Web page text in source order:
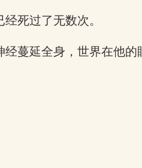
死过了无数次。
蔓延全身，世界在他的